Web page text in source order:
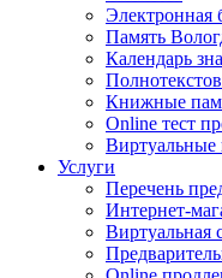
Электронная
Память
Календарь
Книжные
Online тест
Виртуальные
Услуги
Перечень
Интернет-
Виртуальная